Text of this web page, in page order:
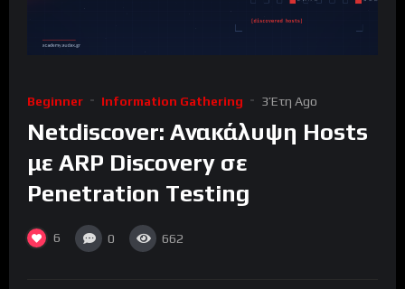
Beginner Information Gathering 3 Έτη Ago
Netdiscover: Ανακάλυψη Hosts
με ARP Discovery σε
Penetration Testing
6 0 662